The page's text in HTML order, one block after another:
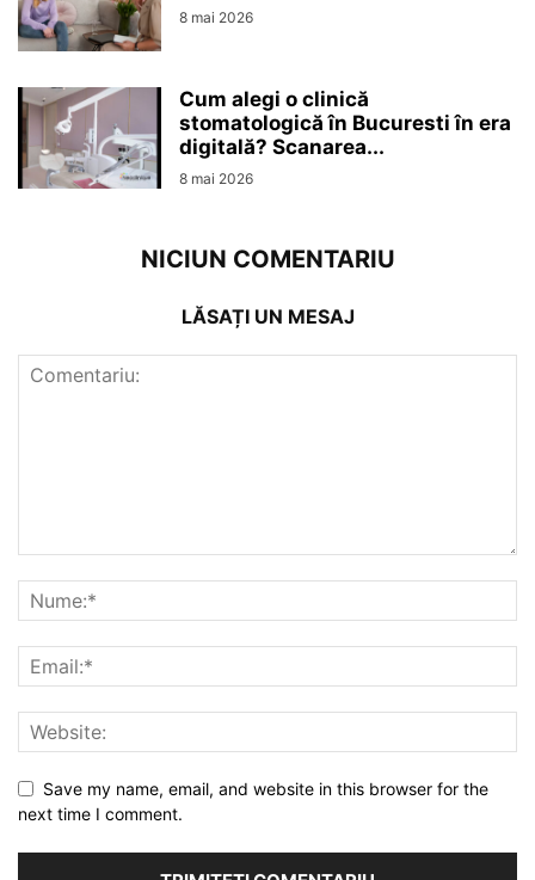
8 mai 2026
Cum alegi o clinică
stomatologică în Bucuresti în era
digitală? Scanarea...
8 mai 2026
NICIUN COMENTARIU
LĂSAȚI UN MESAJ
Save my name, email, and website in this browser for the
next time I comment.